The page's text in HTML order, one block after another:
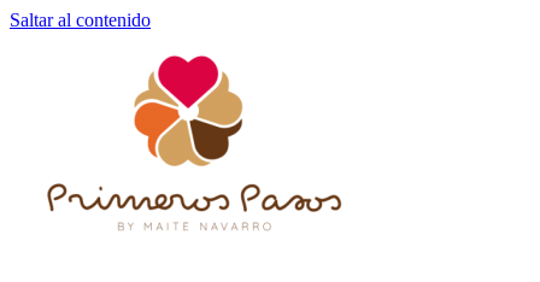
Saltar al contenido